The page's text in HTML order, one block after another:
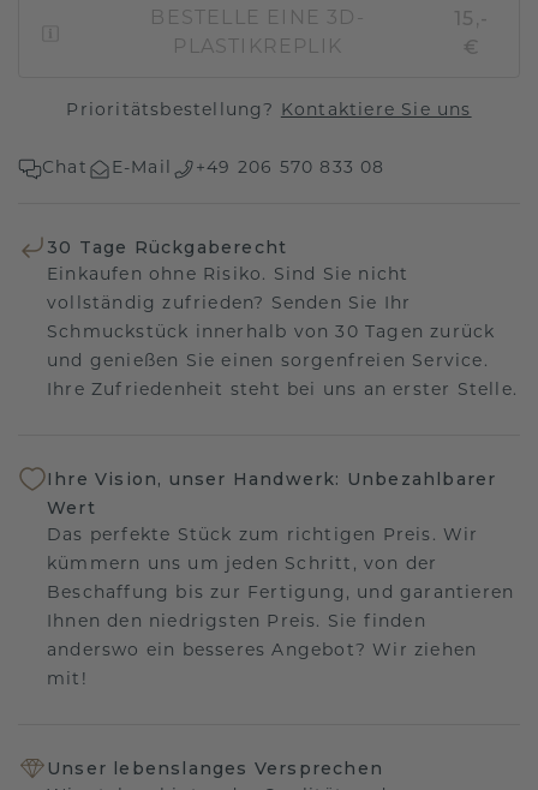
BESTELLE EINE 3D-
PLASTIKREPLIK
15,-
€
Prioritätsbestellung? Kontaktiere Sie uns
Chat E-Mail +49 206 570 833 08
30 Tage Rückgaberecht
Einkaufen ohne Risiko. Sind Sie nicht
vollständig zufrieden? Senden Sie Ihr
Schmuckstück innerhalb von 30 Tagen zurück
und genießen Sie einen sorgenfreien Service.
Ihre Zufriedenheit steht bei uns an erster Stelle.
Ihre Vision, unser Handwerk: Unbezahlbarer
Wert
Das perfekte Stück zum richtigen Preis. Wir
kümmern uns um jeden Schritt, von der
Beschaffung bis zur Fertigung, und garantieren
Ihnen den niedrigsten Preis. Sie finden
anderswo ein besseres Angebot? Wir ziehen
mit!
Unser lebenslanges Versprechen